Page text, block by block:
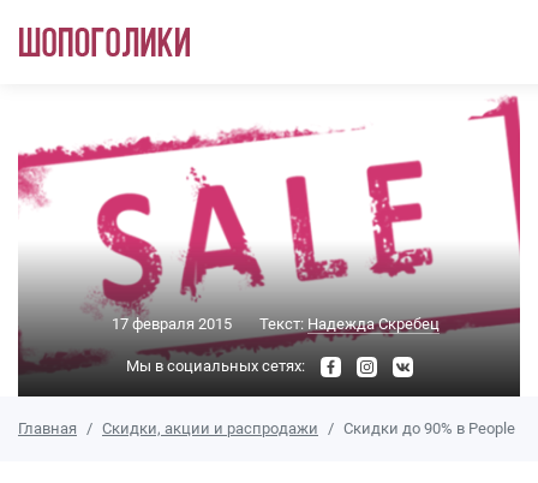
17 февраля 2015 Текст: Надежда Скребец
Мы в социальных сетях:
Главная Скидки, акции и распродажи Cкидки до 90% в People